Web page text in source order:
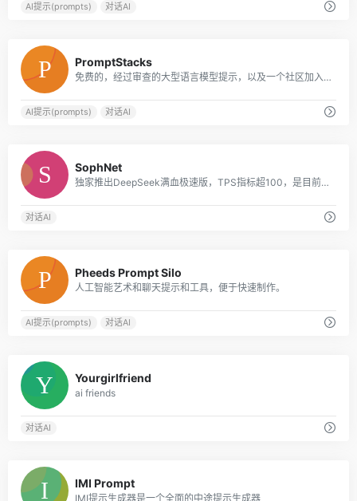
AI提示(prompts) 对话AI
PromptStacks
免费的，经过审查的大型语言模型提示，以及一个社区加入。
AI提示(prompts) 对话AI
SophNet
独家推出DeepSeek满血极速版，TPS指标超100，是目前DeepSeek API 推理速度最快的平台
对话AI
Pheeds Prompt Silo
人工智能艺术和聊天提示和工具，便于快速制作。
AI提示(prompts) 对话AI
Yourgirlfriend
ai friends
对话AI
IMI Prompt
IMI提示生成器是一个全面的中途提示生成器